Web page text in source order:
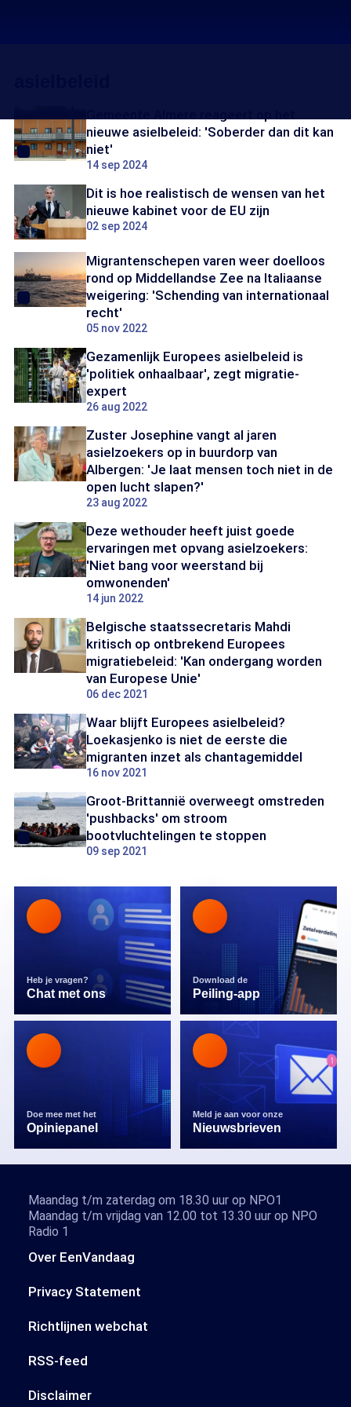
nieuwe asielbeleid: 'Soberder dan dit kan
niet'
14 sep 2024
Dit is hoe realistisch de wensen van het
nieuwe kabinet voor de EU zijn
02 sep 2024
Migrantenschepen varen weer doelloos
rond op Middellandse Zee na Italiaanse
weigering: 'Schending van internationaal
recht'
05 nov 2022
Gezamenlijk Europees asielbeleid is
'politiek onhaalbaar', zegt migratie-
expert
26 aug 2022
Zuster Josephine vangt al jaren
asielzoekers op in buurdorp van
Albergen: 'Je laat mensen toch niet in de
open lucht slapen?'
23 aug 2022
Deze wethouder heeft juist goede
ervaringen met opvang asielzoekers:
'Niet bang voor weerstand bij
omwonenden'
14 jun 2022
Belgische staatssecretaris Mahdi
kritisch op ontbrekend Europees
migratiebeleid: 'Kan ondergang worden
van Europese Unie'
06 dec 2021
Waar blijft Europees asielbeleid?
Loekasjenko is niet de eerste die
migranten inzet als chantagemiddel
16 nov 2021
Groot-Brittannië overweegt omstreden
'pushbacks' om stroom
bootvluchtelingen te stoppen
09 sep 2021
Heb je vragen?
Chat met ons
Download de
Peiling-app
Doe mee met het
Opiniepanel
Meld je aan voor onze
Nieuwsbrieven
Over EenVandaag
Privacy Statement
Richtlijnen webchat
RSS-feed
Disclaimer
Maandag t/m zaterdag om 18.30 uur op NPO1
Maandag t/m vrijdag van 12.00 tot 13.30 uur op NPO
Radio 1